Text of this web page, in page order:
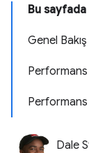
Bu sayfada
Genel Bakış
Dale